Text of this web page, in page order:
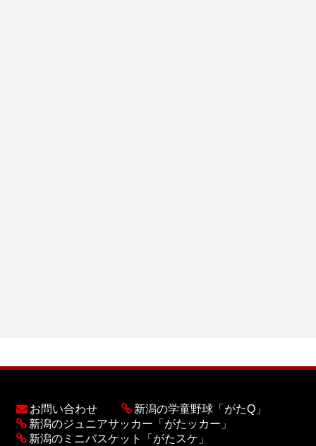
お問い合わせ
新潟の学童野球「がたQ」
新潟のジュニアサッカー「がたッカー」
新潟のミニバスケット「がたスケ」